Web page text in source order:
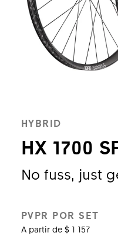
HYBRID
HX 1700
No fuss, just
PVPR POR SET
A partir de $ 1 157